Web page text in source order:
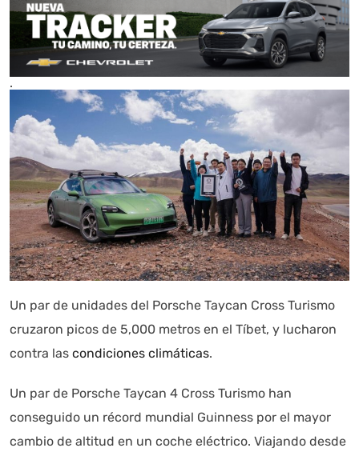
.
Un par de unidades del Porsche Taycan Cross Turismo
cruzaron picos de 5,000 metros en el Tíbet, y lucharon
contra las condiciones climáticas.
Un par de Porsche Taycan 4 Cross Turismo han
conseguido un récord mundial Guinness por el mayor
cambio de altitud en un coche eléctrico. Viajando desde
Autoanalítica IA Agente Inteligente
buscando? "Este asistente con IA (OpenAI) ofrece
Asistente con IA en desarrollo. Autoanalítica optimiza
diariamente su exactitud."